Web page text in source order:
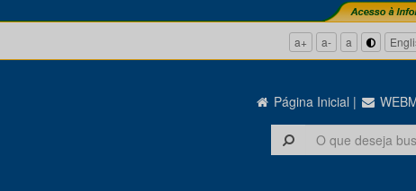
a+ a- a
Página Inicial |